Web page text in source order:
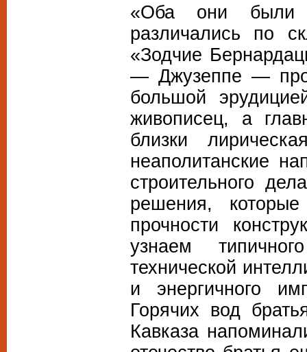
«Оба они были
различались по
«Зодчие
— Джузеппе —
большой
живописец, а
близки
неаполитанские
строительного
решения,
прочности
узнаем
технической
и энергичного
Горячих вод
Кавказа